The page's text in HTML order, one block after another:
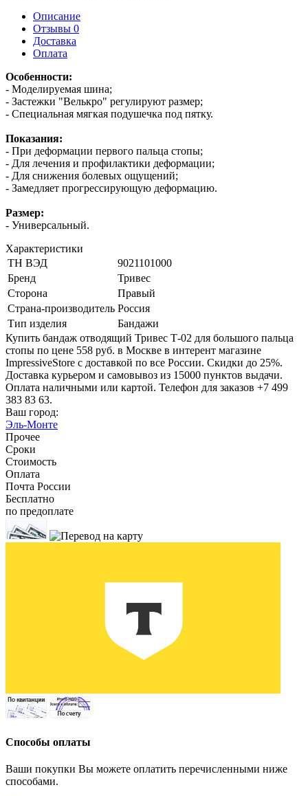
Описание
Отзывы 0
Доставка
Оплата
Особенности:
- Моделируемая шина;
- Застежки "Велькро" регулируют размер;
- Специальная мягкая подушечка под пятку.
Показания:
- При деформации первого пальца стопы;
- Для лечения и профилактики деформации;
- Для снижения болевых ощущений;
- Замедляет прогрессирующую деформацию.
Размер:
- Универсальный.
Характеристики
ТН ВЭД
9021101000
Бренд
Тривес
Сторона
Правый
Страна-производитель Россия
Тип изделия
Бандажи
Купить бандаж отводящий Тривес Т-02 для большого пальца
стопы по цене 558 руб. в Москве в интерент магазине
ImpressiveStore с доставкой по все России. Скидки до 25%.
Доставка курьером и самовывоз из 15000 пунктов выдачи.
Оплата наличными или картой. Телефон для заказов +7 499
383 83 63.
Ваш город:
Эль-Монте
Прочее
Сроки
Стоимость
Оплата
Почта России
Бесплатно
по предоплате
Способы оплаты
Ваши покупки Вы можете оплатить перечисленными ниже
способами.